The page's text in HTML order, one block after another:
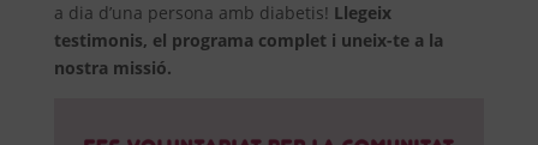
a dia d’una persona amb diabetis! Llegeix
testimonis, el programa complet i uneix-te a la
nostra missió.